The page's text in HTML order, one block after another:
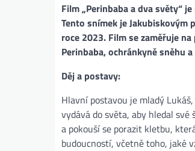
Film „Perinbaba a dva světy“
Tento snímek je
roce 2023. Film se zaměřuje
Perinbaba, ochránkyně sněhu
Děj a postavy:
Hlavní postavou je mladý
vydává do světa, aby hledal
a pokouší se porazit kletbu,
budoucností, včetně toho, jaké